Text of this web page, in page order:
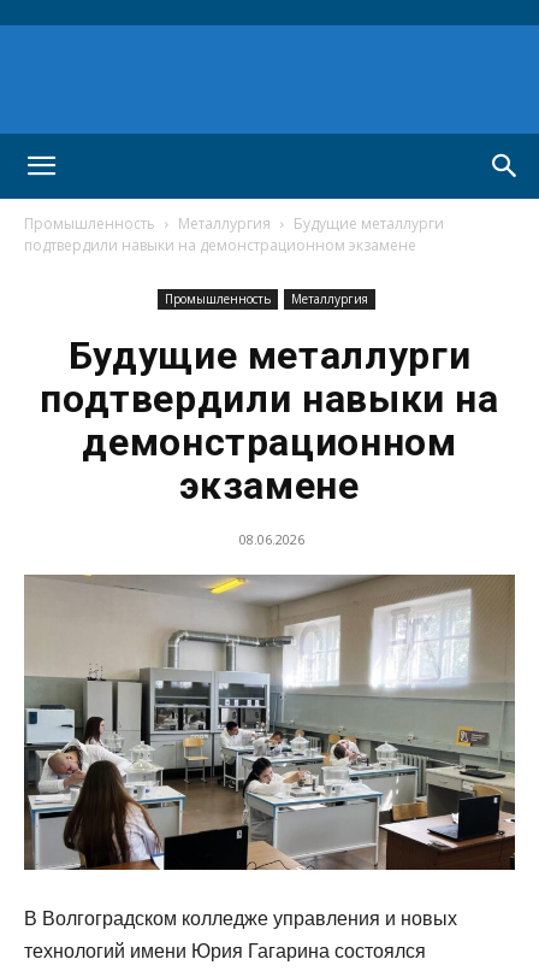
Промышленность Металлургия
Будущие металлурги
подтвердили навыки на демонстрационном экзамене
Промышленность Металлургия
Будущие металлурги
подтвердили навыки на
демонстрационном
экзамене
08.06.2026
В Волгоградском колледже управления и новых
технологий имени Юрия Гагарина состоялся